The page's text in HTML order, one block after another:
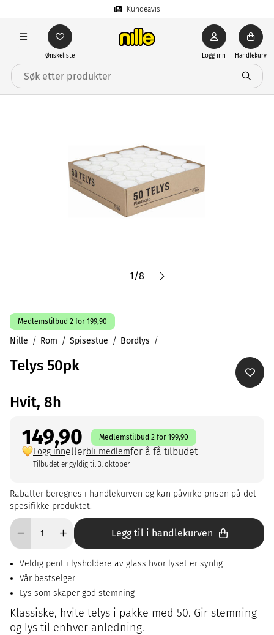
Kundeavis
Ønskeliste Logg inn Handlekurv
1/8
Medlemstilbud 2 for 199,90
Nille Rom Spisestue Bordlys
Telys 50pk
Hvit, 8h
149,90 Medlemstilbud 2 for 199,90
Logg innellerbli medlemfor å få tilbudet
Tilbudet er gyldig til 3. oktober
Rabatter beregnes i handlekurven og kan påvirke prisen på det
spesifikke produktet.
Legg til i handlekurven
Veldig pent i lysholdere av glass hvor lyset er synlig
Vår bestselger
Lys som skaper god stemning
Klassiske, hvite telys i pakke med 50. Gir stemning
og lys til enhver anledning.